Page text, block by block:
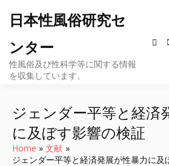
content
日本性風俗研究セ
ンター
性風俗及び性科学等に関する情報
を収集しています。
ジェンダー平等と経済
に及ぼす影響の検証
Home
文献
ジェンダー平等と経済発展が性暴力に及